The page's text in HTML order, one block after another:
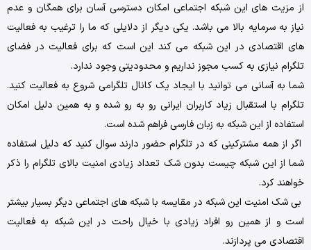
از مزیت های این شبکه اجتماعی امکان دسترسی آسان برای همگان و عدم
نیاز به سرمایه بالا می باشد. یکی دیگر از دلایلی که ما را ترغیب به فعالیت
های اقتصادی در این شبکه می کند این است که برای فعالیت در فضای
تلگرام نیازی به کسب مجوز نداریم و محدودیتی وجود ندارد.
شما به آسانی می توانید با ایجاد یک کانال تلگرامی شروع به فعالیت کنید.
تلگرام با استقبال زیاد کاربران ایرانی رو به رو شده و به همین دلیل امکان
استفاده از این شبکه به زبان فارسی فراهم شده است.
اگر از همه مشترکینی که در تلگرام حضور دارند سوال کنید که دلیل استفاده
شما از این شبکه چیست بدون شک تعداد زیادی امنیت بالای تلگرام را ذکر
خواهند کرد.
بی شک امنیت این شبکه در مقایسه با شبکه های اجتماعی دیگر بسیار بیشتر
است و از همین رو افراد زیادی با خیال راحت در این شبکه به فعالیت
اقتصادی می پردازند.